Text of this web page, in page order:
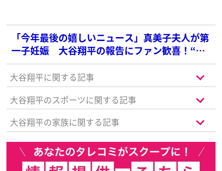
「今年最後の嬉しいニュース」真美子夫人が第
一子妊娠 大谷翔平の報告にファン歓喜！“親
友”も祝福
大谷翔平に関する記事
大谷翔平のスポーツに関する記事
大谷翔平の家族に関する記事